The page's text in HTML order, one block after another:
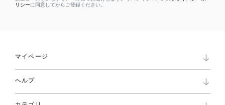
リシーに同意してからご登録ください。
マイページ
ロイヤリティプログラム
パスワード再設定
ヘルプ